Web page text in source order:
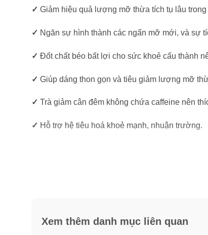
✓ Giảm hiệu quả lượng mỡ thừa tích tụ lâu trong
✓ Ngăn sự hình thành các ngấn mỡ mới, và sự
✓ Đốt chất béo bất lợi cho sức khoẻ cấu thành
✓ Giúp dáng thon gọn và tiêu giảm lượng mỡ
✓ Trà giảm cân đêm không chứa caffeine nên
✓ Hỗ trợ hệ tiêu hoá khoẻ mạnh, nhuận trường.
Xem thêm danh mục liên quan